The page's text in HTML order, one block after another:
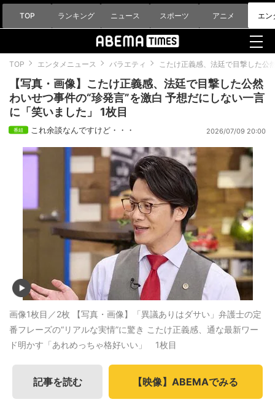
TOP ランキング ニュース スポーツ アニメ エン
TOP エンタメニュース バラエティ こたけ正義感、法廷で目撃した公
【写真・画像】こたけ正義感、法廷で目撃した公然
わいせつ事件の“珍発言”を激白 予想だにしない一言
に「笑いました」 1枚目
これ余談なんですけど・・・ 2026/07/09 20:00
画像1枚目／2枚 【写真・画像】「異議ありはダサい」弁護士の定
番フレーズの“リアルな実情”に驚き こたけ正義感、通な最新ワー
ド明かす「あれめっちゃ格好いい」 1枚目
記事を読む 【映像】ABEMAでみる